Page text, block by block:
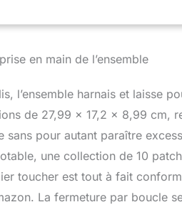
la tension, facile
il peut être
s'adapter au
Walk est
chien, en
votre chien
facilement et
pour un usage
fabriqué en
et le design
enfilé. Les
en main de l’ensemble
l’ensemble harnais et laisse
de 27,99 x 17,2 x 8,99 cm,
sans pour autant paraître
une collection de 10
toucher est tout à fait
La fermeture par boucle